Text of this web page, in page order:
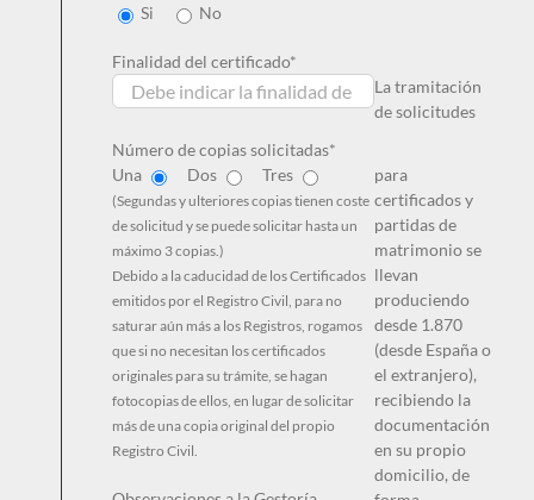
Si
No
Finalidad del certificado*
Número de copias solicitadas*
Una
Dos Tres
(Segundas y ulteriores copias tienen coste
de solicitud y se puede solicitar hasta un
máximo 3 copias.)
Debido a la caducidad de los Certificados
emitidos por el Registro Civil, para no
saturar aún más a los Registros, rogamos
que si no necesitan los certificados
originales para su trámite, se hagan
fotocopias de ellos, en lugar de solicitar
más de una copia original del propio
Registro Civil.
La tramitación
de solicitudes
para
certificados y
partidas de
matrimonio se
llevan
produciendo
desde 1.870
(desde España o
el extranjero),
recibiendo la
documentación
en su propio
domicilio, de